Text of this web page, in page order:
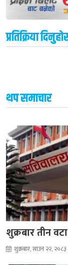
प्रतिक्रिया
थप समाचार
शुक्रबार तीन
शुक्रबार, साउन २२, २०८३